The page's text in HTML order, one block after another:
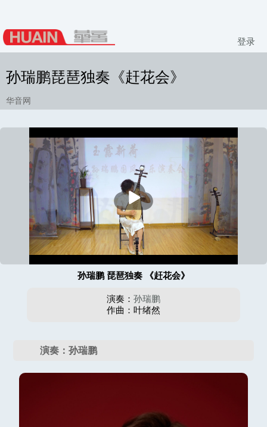
登录
孙瑞鹏琵琶独奏《赶花会》
华音网
播
放
孙瑞鹏 琵琶独奏 《赶花会》
演奏： 孙瑞鹏
作曲：叶绪然
演奏：孙瑞鹏